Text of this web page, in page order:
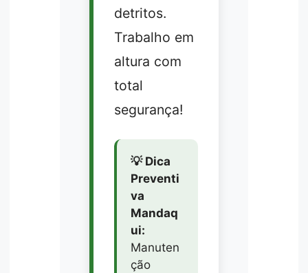
detritos.
Trabalho em
altura com
total
segurança!
💡 Dica
Preventi
va
Mandaq
ui:
Manuten
ção